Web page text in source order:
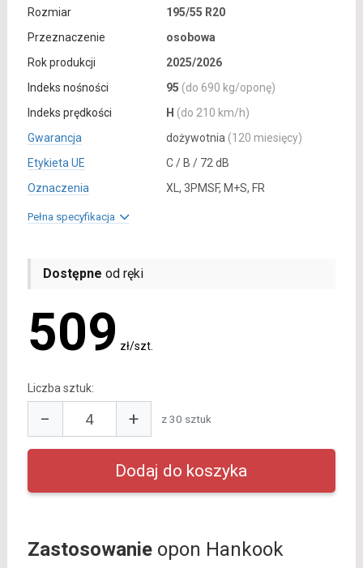
Rozmiar
195/55 R20
Przeznaczenie
osobowa
Rok produkcji
2025/2026
Indeks nośności
95 (do 690 kg/oponę)
Indeks prędkości
H (do 210 km/h)
Gwarancja
dożywotnia (120 miesięcy)
Etykieta UE
C / B / 72 dB
Oznaczenia
XL, 3PMSF, M+S, FR
Pełna specyfikacja
Dostępne od ręki
509 zł/szt.
Liczba sztuk:
− + z 30 sztuk
Zastosowanieopon Hankook